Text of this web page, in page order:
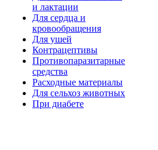
и лактации
Для сердца и
кровообращения
Для ушей
Контрацептивы
Противопаразитарные
средства
Расходные материалы
Для сельхоз животных
При диабете